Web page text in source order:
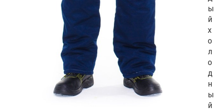
ы
й
х
о
л
о
д
н
ы
й